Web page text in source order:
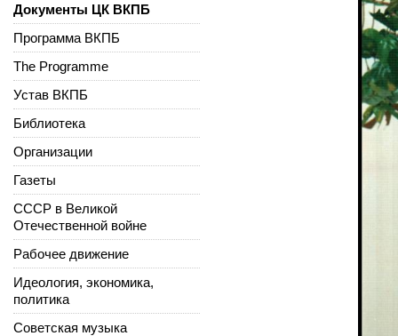
Документы ЦК ВКПБ
Программа ВКПБ
The Programme
Устав ВКПБ
Библиотека
Организации
Газеты
СССР в Великой
Отечественной войне
Рабочее движение
Идеология, экономика,
политика
Советская музыка